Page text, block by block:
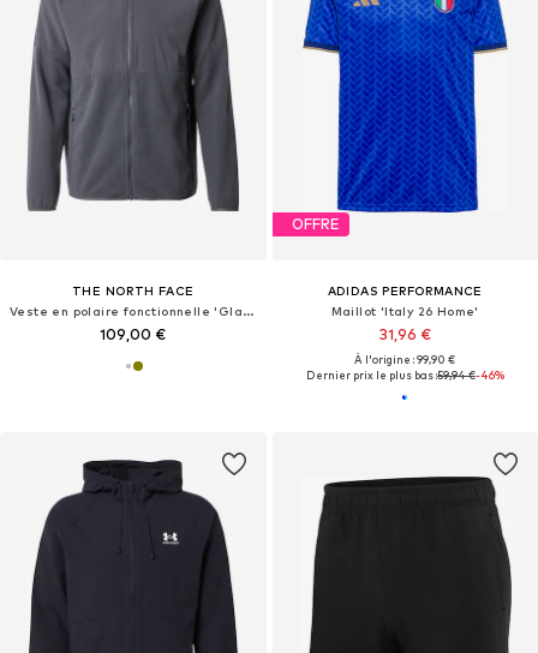
THE NORTH FACE
Veste en polaire fonctionnelle 'Glacier'
109,00 €
OFFRE
ADIDAS PERFORMANCE
Maillot 'Italy 26 Home'
31,96 €
À l'origine : 99,90 €
Dernier prix le plus bas :59,94 €-46%